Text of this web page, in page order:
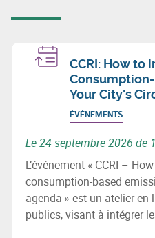
CCRI: How to
Your City's
ÉVÉNEMENTS
Le 24 septembre 2026 de
L’événement « CCRI –
consumption-based
agenda » est un atelier
publics, visant à intégrer